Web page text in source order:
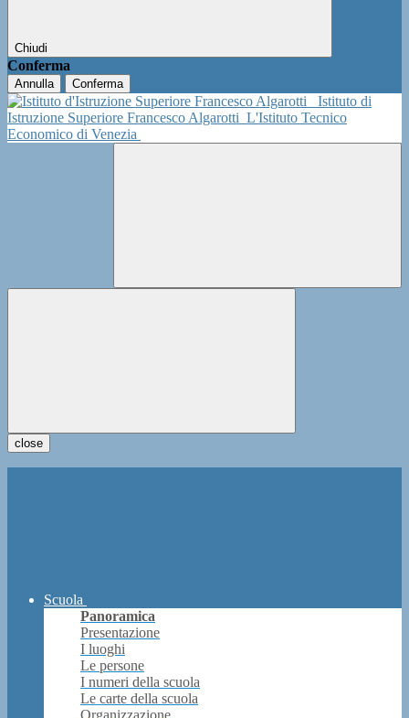
Chiudi
Conferma
Annulla Conferma
Istituto di
Istruzione Superiore Francesco Algarotti L'Istituto Tecnico
Economico di Venezia
close
Scuola
Panoramica
Presentazione
I luoghi
Le persone
I numeri della scuola
Le carte della scuola